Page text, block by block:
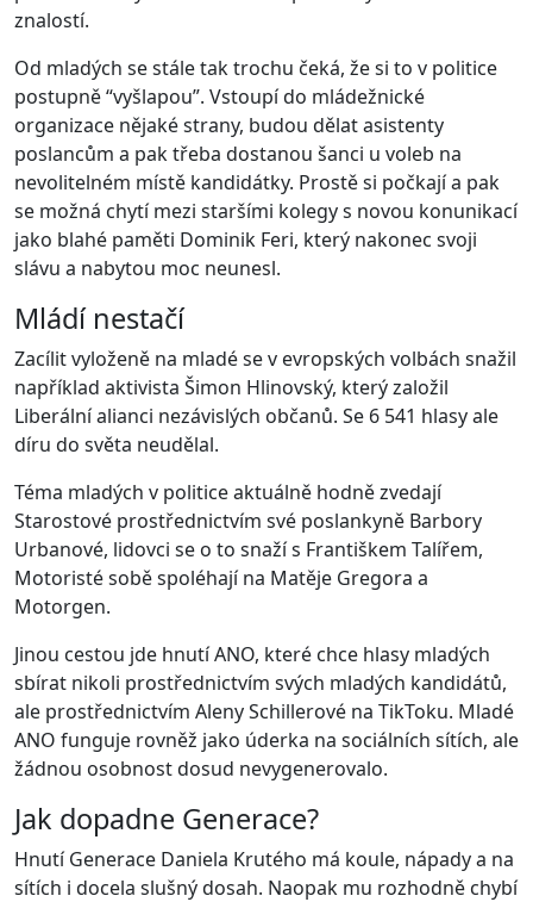
znalostí.
Od mladých se stále tak trochu čeká, že si to v politice
postupně “vyšlapou”. Vstoupí do mládežnické
organizace nějaké strany, budou dělat asistenty
poslancům a pak třeba dostanou šanci u voleb na
nevolitelném místě kandidátky. Prostě si počkají a pak
se možná chytí mezi staršími kolegy s novou konunikací
jako blahé paměti Dominik Feri, který nakonec svoji
slávu a nabytou moc neunesl.
Mládí nestačí
Zacílit vyloženě na mladé se v evropských volbách snažil
například aktivista Šimon Hlinovský, který založil
Liberální alianci nezávislých občanů. Se 6 541 hlasy ale
díru do světa neudělal.
Téma mladých v politice aktuálně hodně zvedají
Starostové prostřednictvím své poslankyně Barbory
Urbanové, lidovci se o to snaží s Františkem Talířem,
Motoristé sobě spoléhají na Matěje Gregora a
Motorgen.
Jinou cestou jde hnutí ANO, které chce hlasy mladých
sbírat nikoli prostřednictvím svých mladých kandidátů,
ale prostřednictvím Aleny Schillerové na TikToku. Mladé
ANO funguje rovněž jako úderka na sociálních sítích, ale
žádnou osobnost dosud nevygenerovalo.
Jak dopadne Generace?
Hnutí Generace Daniela Krutého má koule, nápady a na
sítích i docela slušný dosah. Naopak mu rozhodně chybí